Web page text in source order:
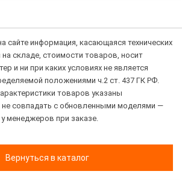
сайте информация, касающаяся технических
на складе, стоимости товаров, носит
и ни при каких условиях не является
положениями ч.2 ст. 437 ГК РФ.
товаров указаны
не совпадать с обновленными моделями —
менеджеров при заказе.
Вернуться в каталог